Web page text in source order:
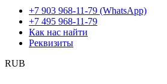
+7 903 968-11-79 (WhatsApp)
+7 495 968-11-79
Как нас найти
Реквизиты
RUB